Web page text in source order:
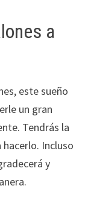
a
este sueño
un gran
Tendrás la
Incluso
y